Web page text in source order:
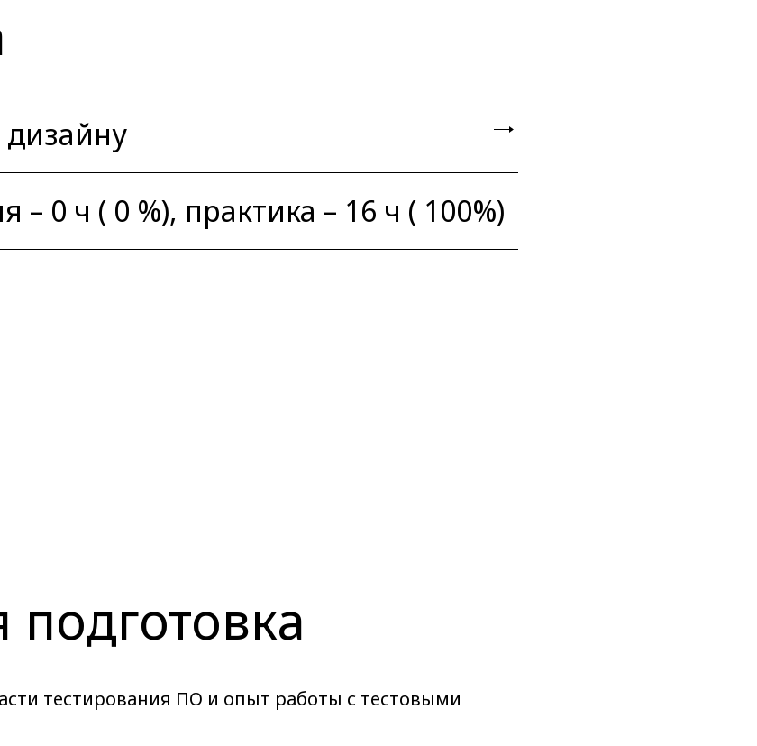
дизайну
– 0 ч ( 0 %), практика – 16 ч ( 100%)
тестирования ПО и опыт работы с тестовыми